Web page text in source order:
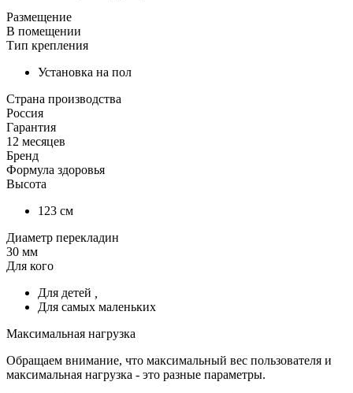
Размещение
В помещении
Тип крепления
Установка на пол
Страна производства
Россия
Гарантия
12 месяцев
Бренд
Формула здоровья
Высота
123 см
Диаметр перекладин
30 мм
Для кого
Для детей
Для самых маленьких
Максимальная нагрузка
Обращаем внимание, что максимальный вес пользователя и
максимальная нагрузка - это разные параметры.